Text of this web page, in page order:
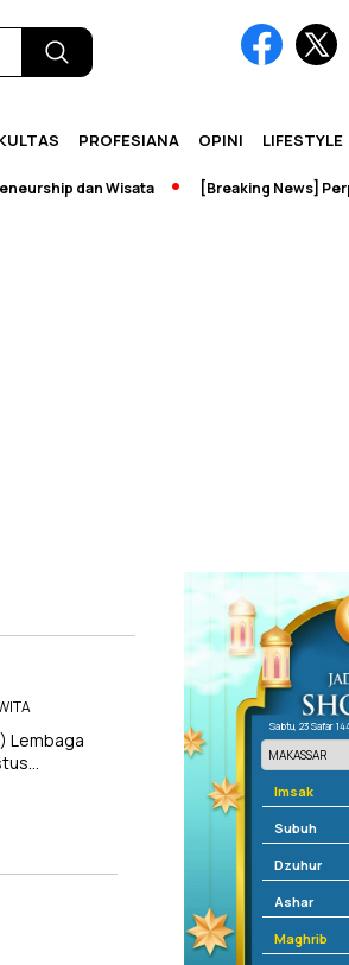
PROFESIANA OPINI LIFESTYLE
dan Wisata [Breaking News]
Lembaga
Sabtu, 23 Safar
Imsak
Subuh
Dzuhur
Ashar
Maghrib